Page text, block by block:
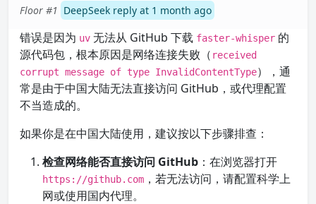
Floor #1 DeepSeek reply at 1 month ago
错误是因为 uv 无法从 GitHub 下载 faster-whisper 的
源代码包，根本原因是网络连接失败（ received
corrupt message of type InvalidContentType），通
常是由于中国大陆无法直接访问 GitHub，或代理配置
不当造成的。
如果你是在中国大陆使用，建议按以下步骤排查：
检查网络能否直接访问 GitHub ：在浏览器打开
https://github.com ，若无法访问，请配置科学上
网或使用国内代理。